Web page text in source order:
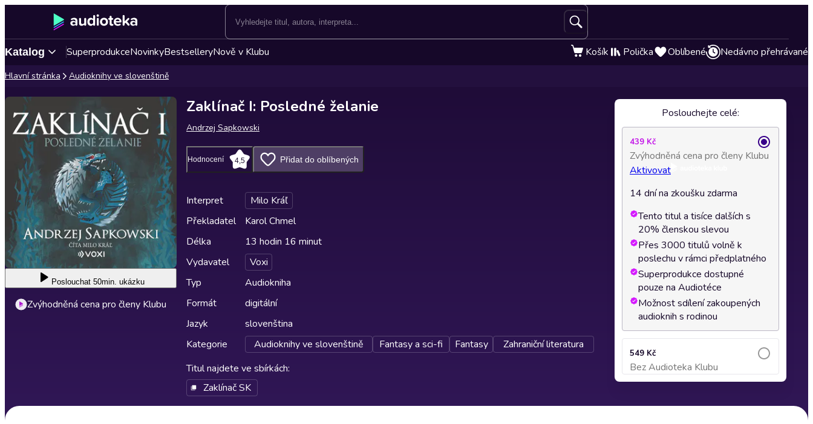
Katalog SuperprodukceNovinkyBestselleryNově v Klubu Košík Polička Oblíbené Nedávno přehrávané
Hlavní stránka Audioknihy ve slovenštině
Poslouchat 50min. ukázku
Zvýhodněná cena pro členy Klubu
Zaklínač I: Posledné želanie
Andrzej Sapkowski
Hodnocení 4,5 Přidat do oblíbených
Interpret
Milo Kráľ
Překladatel
Karol Chmel
Délka
13 hodin 16 minut
Vydavatel
Voxi
Typ
Audiokniha
Formát
digitální
Jazyk
slovenština
Kategorie
Audioknihy ve slovenštině Fantasy a sci-fi Fantasy
Zahraniční literatura
Titul najdete ve sbírkách:
Zaklínač SK
Poslouchejte celé:
439 Kč
Zvýhodněná cena pro členy Klubu
Aktivovat
14 dní na zkoušku zdarma
Tento titul a tisíce dalších s
20% členskou slevou
Přes 3000 titulů volně k
poslechu v rámci předplatného
Superprodukce dostupné
pouze na Audiotéce
Možnost sdílení zakoupených
audioknih s rodinou
549 Kč
Bez Audioteka Klubu
Přidat do košíku